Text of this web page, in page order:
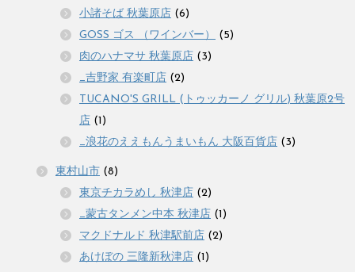
小諸そば 秋葉原店 (6)
GOSS ゴス （ワインバー）
(5)
肉のハナマサ 秋葉原店 (3)
_吉野家 有楽町店 (2)
TUCANO'S GRILL (トゥッカーノ グリル) 秋葉原2号
店 (1)
_浪花のええもんうまいもん 大阪百貨店 (3)
東村山市 (8)
東京チカラめし 秋津店 (2)
_蒙古タンメン中本 秋津店 (1)
マクドナルド 秋津駅前店 (2)
あけぼの 三隆新秋津店 (1)